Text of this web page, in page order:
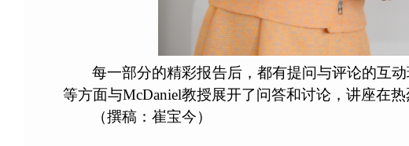
每一部分的精彩报告后，都有提问与评论的互
等方面与McDaniel教授展开了问答和讨论，讲座在热
（撰稿：崔宝今）